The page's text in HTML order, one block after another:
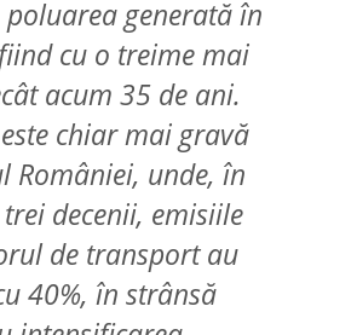
poluarea generată în
cu o treime mai
acum 35 de ani.
chiar mai gravă
României, unde, în
decenii, emisiile
de transport au
40%, în strânsă